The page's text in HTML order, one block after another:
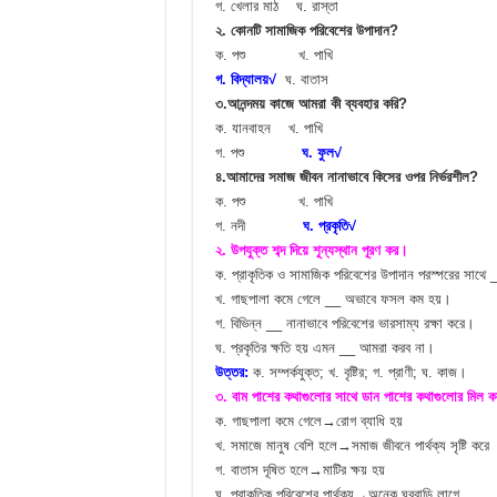
গ. খেলার মাঠ ঘ. রাস্তা
২. কোনটি সামাজিক পরিবেশের উপাদান?
ক. পশু খ. পাখি
গ. বিদ্যালয়√ঘ. বাতাস
৩.আনন্দময় কাজে আমরা কী ব্যবহার করি?
ক. যানবাহন খ. পাখি
গ. পশু
ঘ. ফুল√
৪.আমাদের সমাজ জীবন নানাভাবে কিসের ওপর নির্ভরশীল?
ক. পশু খ. পাখি
গ. নদী
ঘ. প্রকৃতি√
২. উপযুক্ত শব্দ দিয়ে শূন্যস্থান পূরণ কর।
ক. প্রাকৃতিক ও সামাজিক পরিবেশের উপাদান পরস্পরের সাথে
খ. গাছপালা কমে গেলে __ অভাবে ফসল কম হয়।
গ. বিভিন্ন __ নানাভাবে পরিবেশের ভারসাম্য রক্ষা করে।
ঘ. প্রকৃতির ক্ষতি হয় এমন __ আমরা করব না।
উত্তর: ক. সম্পর্কযুক্ত; খ. বৃষ্টির; গ. প্রাণী; ঘ. কাজ।
৩. বাম পাশের কথাগুলোর সাথে ডান পাশের কথাগুলোর মিল
ক. গাছপালা কমে গেলে→রোগ ব্যাধি হয়
খ. সমাজে মানুষ বেশি হলে→সমাজ জীবনে পার্থক্য সৃষ্টি করে
গ. বাতাস দূষিত হলে→মাটির ক্ষয় হয়